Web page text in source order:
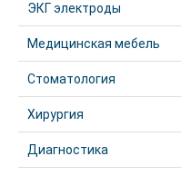
ЭКГ электроды
Медицинская мебель
Стоматология
Хирургия
Диагностика